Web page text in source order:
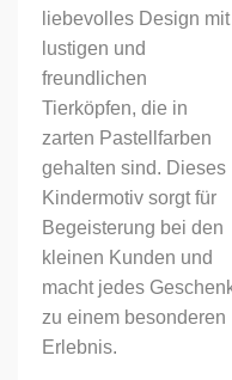
liebevolles Design mit
lustigen und
freundlichen
Tierköpfen, die in
zarten Pastellfarben
gehalten sind. Dieses
Kindermotiv sorgt für
Begeisterung bei den
kleinen Kunden und
macht jedes
zu einem besonderen
Erlebnis.